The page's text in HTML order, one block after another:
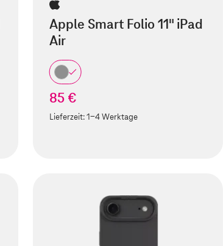
Apple Smart Folio 11" iPad
Air
85 €
Lieferzeit:1-4 Werktage